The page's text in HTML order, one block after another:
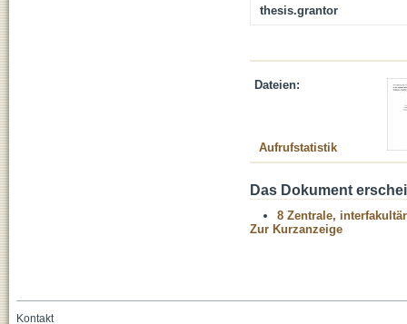
thesis.grantor
Dateien:
Aufrufstatistik
Das Dokument
8 Zentrale,
Zur Kurzanzeige
Kontakt